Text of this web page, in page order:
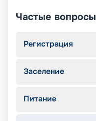
Частые вопросы
Регистрация
Заселение
Питание